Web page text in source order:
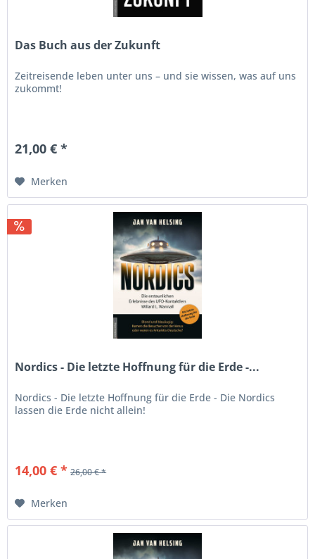
Das Buch aus der Zukunft
Zeitreisende leben unter uns – und sie wissen, was auf uns
zukommt!
21,00 € *
Merken
Nordics - Die letzte Hoffnung für die Erde -...
Nordics - Die letzte Hoffnung für die Erde - Die Nordics
lassen die Erde nicht allein!
14,00 € * 26,00 € *
Merken